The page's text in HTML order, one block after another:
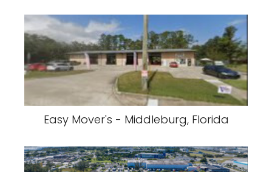
Easy Mover's - Middleburg, Florida